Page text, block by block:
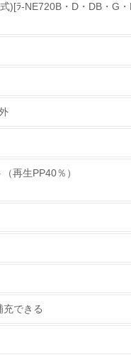
を理解し、実践している
)[ﾗ-NE720B・D・DB・G
再生PP40％）
充できる